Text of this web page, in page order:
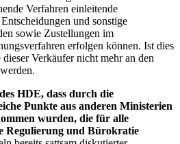
Verfahren einleitende
und sonstige
sowie Zustellungen im
erfolgen können. Ist dies
Verkäufer nicht mehr an den
HDE, dass durch die
Punkte aus anderen Ministerien
wurden, die für alle
Regulierung und Bürokratie